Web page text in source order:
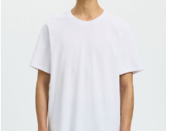
Varianten
auf.
Optionen
können
auf
der